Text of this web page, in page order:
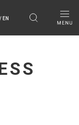
EN